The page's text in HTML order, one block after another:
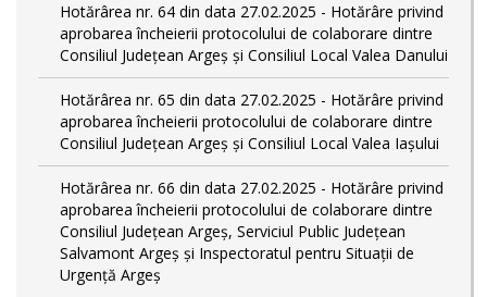
Hotărârea nr. 64 din data 27.02.2025 - Hotărâre privind
aprobarea încheierii protocolului de colaborare dintre
Consiliul Județean Argeș și Consiliul Local Valea Danului
Hotărârea nr. 65 din data 27.02.2025 - Hotărâre privind
aprobarea încheierii protocolului de colaborare dintre
Consiliul Județean Argeș și Consiliul Local Valea Iașului
Hotărârea nr. 66 din data 27.02.2025 - Hotărâre privind
aprobarea încheierii protocolului de colaborare dintre
Consiliul Județean Argeș, Serviciul Public Județean
Salvamont Argeș și Inspectoratul pentru Situații de
Urgență Argeș